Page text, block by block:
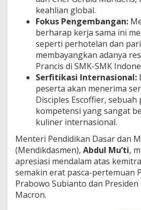
keahlian global.
Fokus Pengembangan:
berharap kerja sama ini
seperti perhotelan dan
membayangkan adanya
Prancis di SMK-SMK
Serfitikasi Internasional:
peserta akan menerima
Disciples Escoffier, sebuah
kompetensi yang sangat
kuliner internasional.
Menteri Pendidikan Dasar dan
(Mendikdasmen), Abdul Mu’ti,
apresiasi mendalam atas
semakin erat pasca-pertemuan
Prabowo Subianto dan Presiden
Macron.